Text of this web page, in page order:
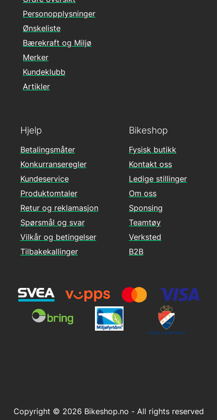
Hjelp
Betalingsmåter
Konkurranseregler
Kundeservice
Produktomtaler
Retur og reklamasjon
Spørsmål og svar
Vilkår og betingelser
Tilbakekallinger
Personopplysninger
Ønskeliste
Bærekraft og Miljø
Merker
Kundeklubb
Artikler
Bikeshop
Fysisk butikk
Kontakt oss
Ledige stillinger
Om oss
Sponsing
Teamtøy
Verksted
B2B
Copyright © 2026 Bikeshop.no - All rights reserved